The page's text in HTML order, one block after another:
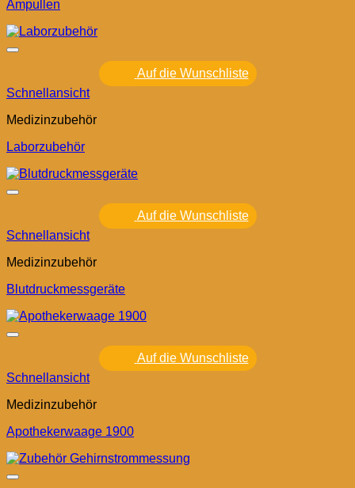
Ampullen
Auf die Wunschliste
Schnellansicht
Medizinzubehör
Laborzubehör
Auf die Wunschliste
Schnellansicht
Medizinzubehör
Blutdruckmessgeräte
Auf die Wunschliste
Schnellansicht
Medizinzubehör
Apothekerwaage 1900